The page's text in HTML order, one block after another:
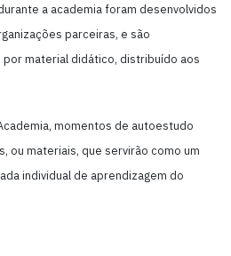
a academia foram desenvolvidos
parceiras, e são
material didático, distribuído aos
momentos de autoestudo
ou materiais, que servirão como um
individual de aprendizagem do